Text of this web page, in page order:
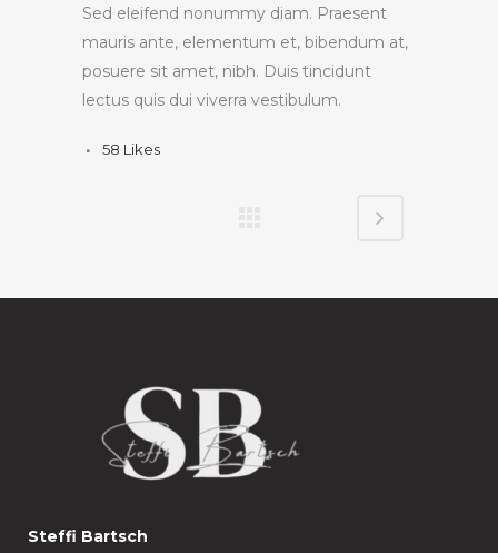
Sed eleifend nonummy diam. Praesent
mauris ante, elementum et, bibendum at,
posuere sit amet, nibh. Duis tincidunt
lectus quis dui viverra vestibulum.
58 Likes
Steffi Bartsch